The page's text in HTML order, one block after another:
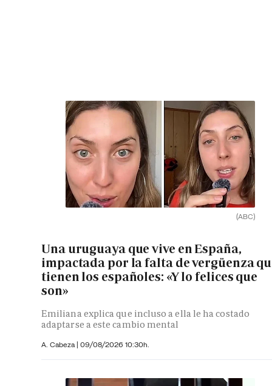
(ABC)
Una uruguaya que vive en España,
impactada por la falta de vergüenza
tienen los españoles: «Y lo felices que
son»
Emiliana explica que incluso a ella le ha costado
adaptarse a este cambio mental
A. Cabeza | 09/08/2026 10:30h.